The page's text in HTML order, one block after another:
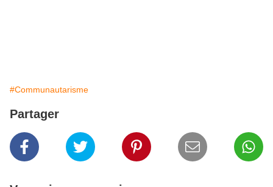
#Communautarisme
Partager